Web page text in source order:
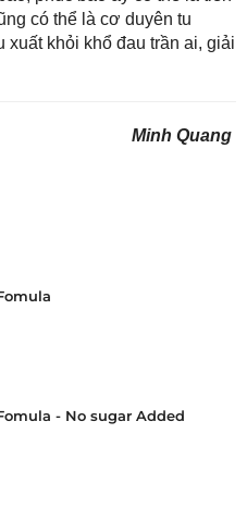
có thể là cơ duyên tu
xuất khỏi khổ đau trần ai, giải
Minh Quang
- No sugar Added